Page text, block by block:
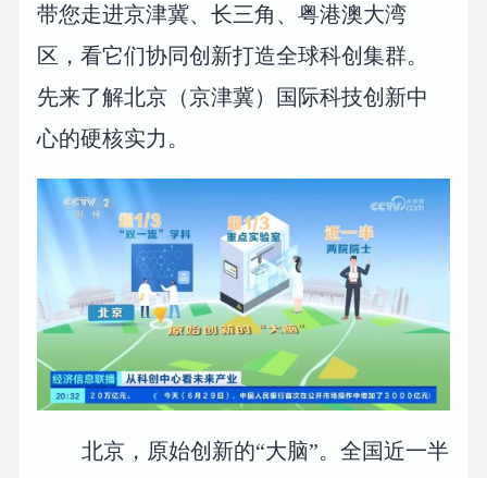
带您走进京津冀、长三角、粤港澳大湾
区，看它们协同创新打造全球科创集群。
先来了解北京（京津冀）国际科技创新中
心的硬核实力。
北京，原始创新的“大脑”。全国近一半